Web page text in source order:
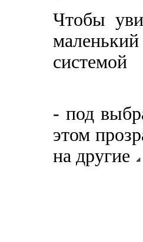
Чтобы
системой
- под
этом
на другие